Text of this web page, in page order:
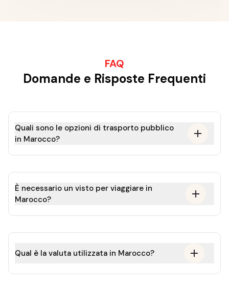
FAQ
Domande e Risposte Frequenti
Quali sono le opzioni di trasporto pubblico
in Marocco?
È necessario un visto per viaggiare in
Marocco?
Qual è la valuta utilizzata in Marocco?